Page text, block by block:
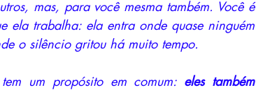
mas, para você mesma também. Você é
ela trabalha: ela entra onde quase ninguém
o silêncio gritou há muito tempo.
um propósito em comum: eles também